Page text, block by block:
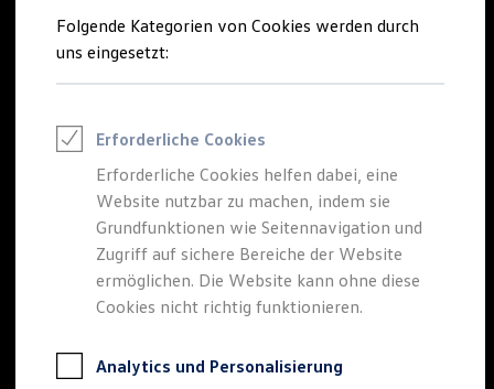
Saisonangebote
Reifenpakete
Leasing
Leasing-Angebote
Elektroauto Leasing
Kleinwagen-Leasing
Leasing ohne Anzahlung
Finanzierung
Autokredit mit Schlussrate
Versicherungen und Garantien
Kfz-Versicherung
Restschuldversicherungen
Garantien
Professional Class bei Volkswagen
Folgende Kategorien von Cookies werden durch
uns eingesetzt:
Erforderliche Cookies
Erforderliche Cookies helfen dabei, eine
Website nutzbar zu machen, indem sie
Grundfunktionen wie Seitennavigation und
Zugriff auf sichere Bereiche der Website
ermöglichen. Die Website kann ohne diese
Cookies nicht richtig funktionieren.
Analytics und Personalisierung